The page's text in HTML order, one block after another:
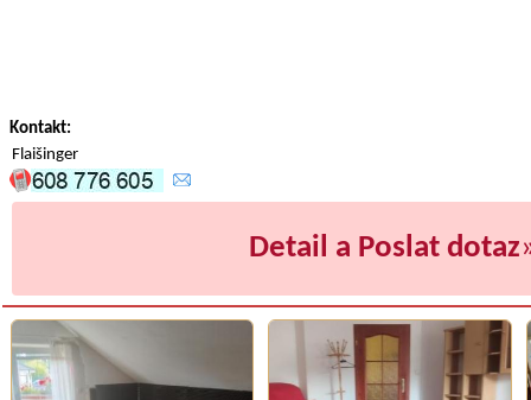
Kontakt:
Flaišinger
Detail a Poslat dotaz